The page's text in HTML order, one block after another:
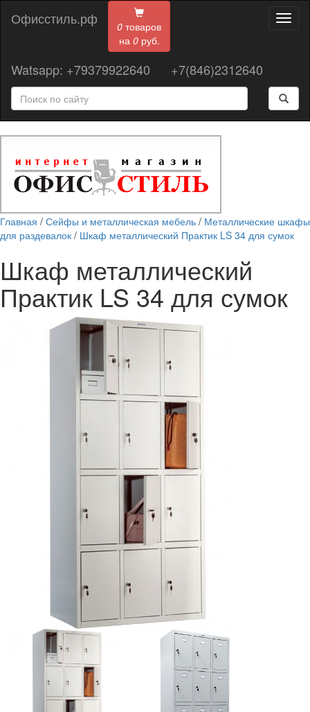
0 товаров
на 0руб.
Офисстиль.рф
Watsapp: +79379922640 +7(846)2312640
Главная / Сейфы и металлическая мебель / Металлические шкафы
для раздевалок / Шкаф металлический Практик LS 34 для сумок
Шкаф металлический
Практик LS 34 для сумок